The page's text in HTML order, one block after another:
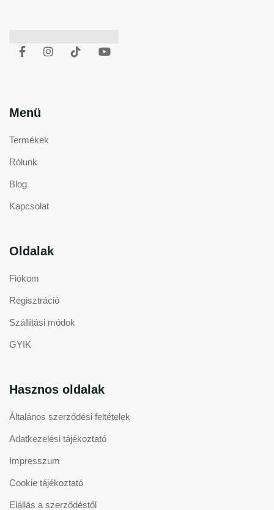
Menü
Termékek
Rólunk
Blog
Kapcsolat
Oldalak
Fiókom
Regisztráció
Szállítási módok
GYIK
Hasznos oldalak
Általános szerződési feltételek
Adatkezelési tájékoztató
Impresszum
Cookie tájékoztató
Elállás a szerződéstől